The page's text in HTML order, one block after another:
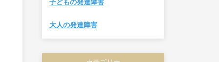
子どもの発達障害
大人の発達障害